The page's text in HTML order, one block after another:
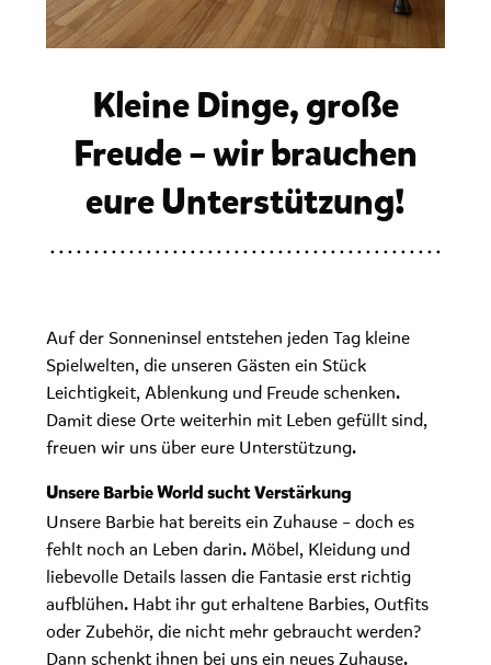
Kleine Dinge, große
Freude – wir brauchen
eure Unterstützung!
Auf der Sonneninsel entstehen jeden Tag kleine
Spielwelten, die unseren Gästen ein Stück
Leichtigkeit, Ablenkung und Freude schenken.
Damit diese Orte weiterhin mit Leben gefüllt sind,
freuen wir uns über eure Unterstützung.
Unsere Barbie World sucht Verstärkung
Unsere Barbie hat bereits ein Zuhause – doch es
fehlt noch an Leben darin. Möbel, Kleidung und
liebevolle Details lassen die Fantasie erst richtig
aufblühen. Habt ihr gut erhaltene Barbies, Outfits
oder Zubehör, die nicht mehr gebraucht werden?
Dann schenkt ihnen bei uns ein neues Zuhause.